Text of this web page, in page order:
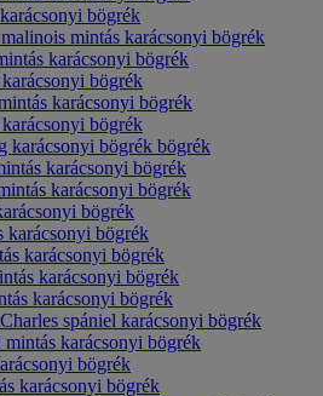
bögrék
mintás karácsonyi bögrék
karácsonyi bögrék
bögrék
karácsonyi bögrék
bögrék
karácsonyi bögrék bögrék
karácsonyi bögrék
karácsonyi bögrék
bögrék
karácsonyi bögrék
karácsonyi bögrék
karácsonyi bögrék
karácsonyi bögrék
spániel karácsonyi bögrék
mintás karácsonyi bögrék
bögrék
karácsonyi bögrék